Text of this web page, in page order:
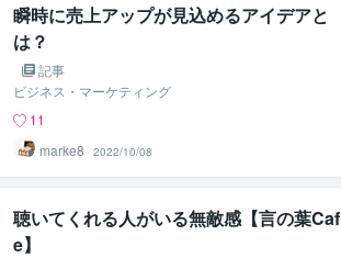
瞬時に売上アップが見込めるアイデアと
は？
記事
ビジネス・マーケティング
11
marke8
2022/10/08
聴いてくれる人がいる無敵感【言の葉Caf
e】